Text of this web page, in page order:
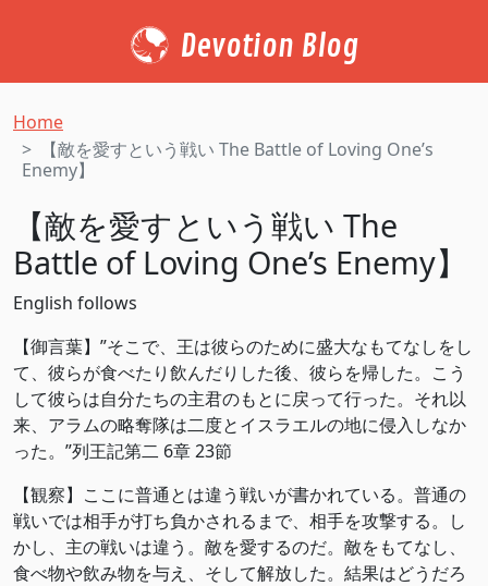
Devotion Blog
Home
【敵を愛すという戦い The Battle of Loving One’s
Enemy】
【敵を愛すという戦い The
Battle of Loving One’s Enemy】
English follows
【御言葉】”そこで、王は彼らのために盛大なもてなしをし
て、彼らが食べたり飲んだりした後、彼らを帰した。こう
して彼らは自分たちの主君のもとに戻って行った。それ以
来、アラムの略奪隊は二度とイスラエルの地に侵入しなか
った。”列王記第二 6章 23節
【観察】ここに普通とは違う戦いが書かれている。普通の
戦いでは相手が打ち負かされるまで、相手を攻撃する。し
かし、主の戦いは違う。敵を愛するのだ。敵をもてなし、
食べ物や飲み物を与え、そして解放した。結果はどうだろ